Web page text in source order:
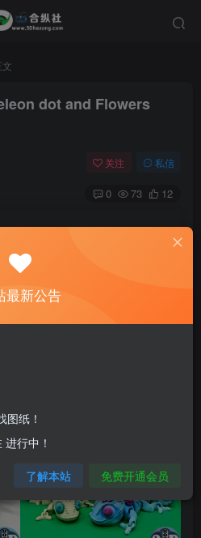
文
dot and Flowers
关注 私信
0 73 12
查看
积分
体验会员免费
最新公告
图纸！
行中！
了解本站 免费开通会员